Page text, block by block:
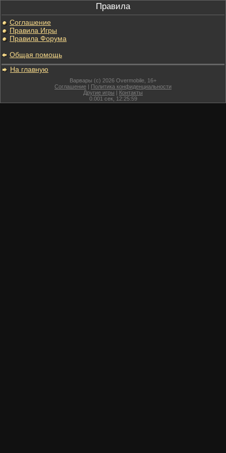
Правила
Соглашение
Правила Игры
Правила Форума
Общая помощь
На главную
Варвары (c) 2026 Overmobile, 16+
Соглашение | Политика конфиденциальности
Другие игры | Контакты
0.001 сек, 12:25:59